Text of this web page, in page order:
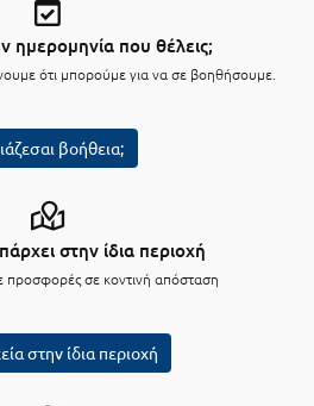
ημερομηνία που θέλεις;
ότι μπορούμε για να σε βοηθήσουμε.
βοήθεια;
στην ίδια περιοχή
προσφορές σε κοντινή απόσταση
στην ίδια περιοχή